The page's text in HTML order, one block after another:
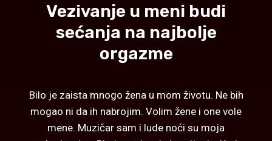
Vezivanje u meni budi
sećanja na najbolje
orgazme
Bilo je zaista mnogo žena u mom životu. Ne bih
mogao ni da ih nabrojim. Volim žene i one vole
mene. Muzičar sam i lude noći su moja